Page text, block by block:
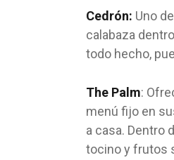
Cedrón: Uno
calabaza
todo hecho,
The Palm:
menú fijo en
a casa. Dentro
tocino y frutos